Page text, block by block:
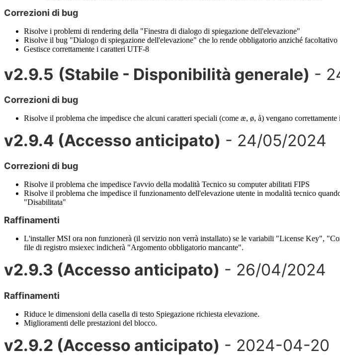
Correzioni di bug
Risolve i problemi di rendering della "Finestra di dialogo di spiegazione dell'elevazione"
Risolve il bug "Dialogo di spiegazione dell'elevazione" che lo rende obbligatorio anziché facoltativo
Gestisce correttamente i caratteri UTF-8
v2.9.5 (Stabile - Disponibilità generale) -
Correzioni di bug
Risolve il problema che impedisce che alcuni caratteri speciali (come æ, ø, å) vengano correttamente
v2.9.4 (Accesso anticipato) - 24/05/2024
Correzioni di bug
Risolve il problema che impedisce l'avvio della modalità Tecnico su computer abilitati FIPS
Risolve il problema che impedisce il funzionamento dell'elevazione utente in modalità tecnico
"Disabilitata"
Raffinamenti
L'installer MSI ora non funzionerà (il servizio non verrà installato) se le variabili "License Key", "
file di registro msiexec indicherà "Argomento obbligatorio mancante".
v2.9.3 (Accesso anticipato) - 26/04/2024
Raffinamenti
Riduce le dimensioni della casella di testo Spiegazione richiesta elevazione.
Miglioramenti delle prestazioni del blocco.
v2.9.2 (Accesso anticipato) - 2024-04-20